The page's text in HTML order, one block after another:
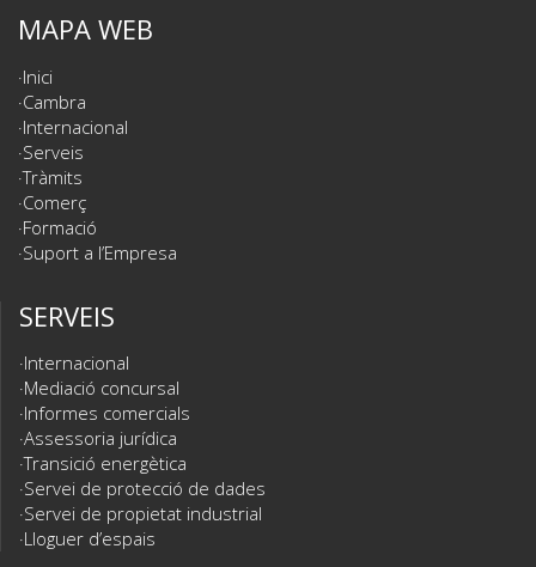
MAPA WEB
Inici
Cambra
Internacional
Serveis
Tràmits
Comerç
Formació
Suport a l’Empresa
SERVEIS
Internacional
Mediació concursal
Informes comercials
Assessoria jurídica
Transició energètica
Servei de protecció de dades
Servei de propietat industrial
Lloguer d’espais